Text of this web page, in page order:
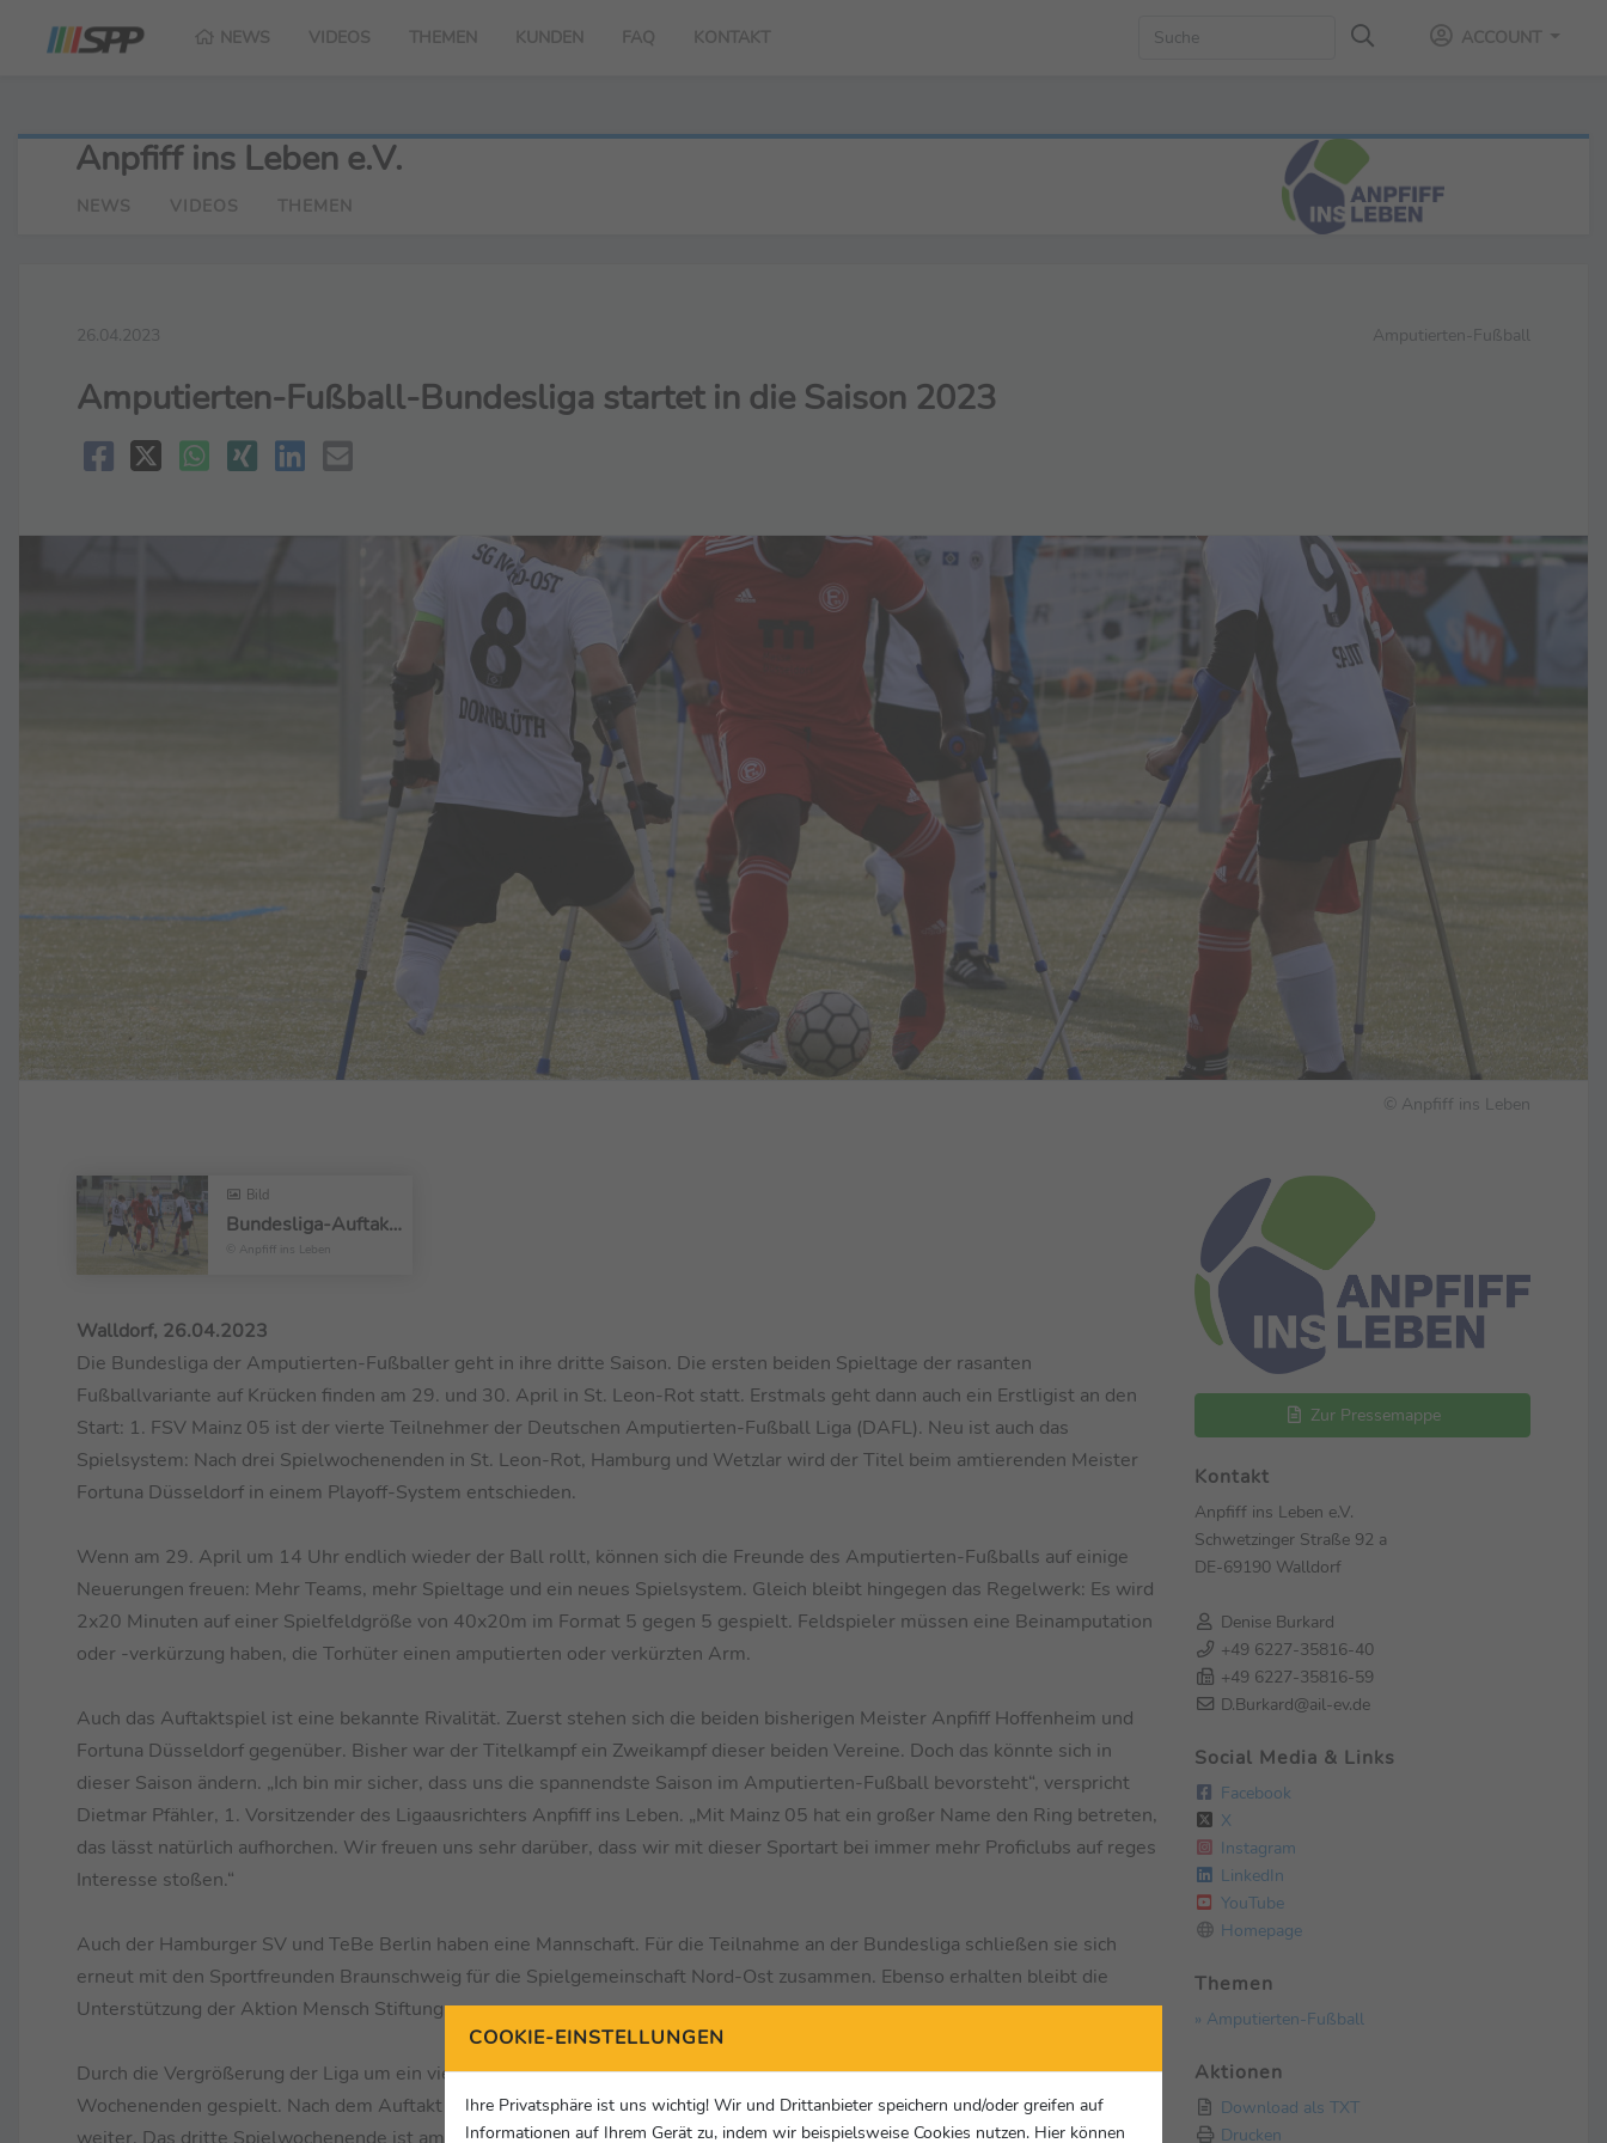
NEWS VIDEOS THEMEN KUNDEN FAQ KONTAKT ACCOUNT
Anpfiff ins Leben e.V.
NEWS VIDEOS THEMEN
26.04.2023 Amputierten-Fußball
Amputierten-Fußball-Bundesliga startet in die Saison 2023
© Anpfiff ins Leben
Bild
Bundesliga-Auftakt im amputierten-Fußball
© Anpfiff ins Leben
Walldorf, 26.04.2023
Die Bundesliga der Amputierten-Fußballer geht in ihre dritte Saison. Die ersten beiden Spieltage der rasanten
Fußballvariante auf Krücken finden am 29. und 30. April in St. Leon-Rot statt. Erstmals geht dann auch ein Erstligist an den
Start: 1. FSV Mainz 05 ist der vierte Teilnehmer der Deutschen Amputierten-Fußball Liga (DAFL). Neu ist auch das
Spielsystem: Nach drei Spielwochenenden in St. Leon-Rot, Hamburg und Wetzlar wird der Titel beim amtierenden Meister
Fortuna Düsseldorf in einem Playoff-System entschieden.
Wenn am 29. April um 14 Uhr endlich wieder der Ball rollt, können sich die Freunde des Amputierten-Fußballs auf einige
Neuerungen freuen: Mehr Teams, mehr Spieltage und ein neues Spielsystem. Gleich bleibt hingegen das Regelwerk: Es wird
2x20 Minuten auf einer Spielfeldgröße von 40x20m im Format 5 gegen 5 gespielt. Feldspieler müssen eine Beinamputation
oder -verkürzung haben, die Torhüter einen amputierten oder verkürzten Arm.
Auch das Auftaktspiel ist eine bekannte Rivalität. Zuerst stehen sich die beiden bisherigen Meister Anpfiff Hoffenheim und
Fortuna Düsseldorf gegenüber. Bisher war der Titelkampf ein Zweikampf dieser beiden Vereine. Doch das könnte sich in
dieser Saison ändern. „Ich bin mir sicher, dass uns die spannendste Saison im Amputierten-Fußball bevorsteht“, verspricht
Dietmar Pfähler, 1. Vorsitzender des Ligaausrichters Anpfiff ins Leben. „Mit Mainz 05 hat ein großer Name den Ring betreten,
das lässt natürlich aufhorchen. Wir freuen uns sehr darüber, dass wir mit dieser Sportart bei immer mehr Proficlubs auf reges
Interesse stoßen.“
Auch der Hamburger SV und TeBe Berlin haben eine Mannschaft. Für die Teilnahme an der Bundesliga schließen sie sich
erneut mit den Sportfreunden Braunschweig für die Spielgemeinschaft Nord-Ost zusammen. Ebenso erhalten bleibt die
Unterstützung der Aktion Mensch Stiftung.
Durch die Vergrößerung der Liga um ein viertes Team wurde auch der Spielkalender überarbeitet. Erstmals wird an vier
Wochenenden gespielt. Nach dem Auftakt am 29. und 30. April in St. Leon-Rot geht es am 10. und 11. Juni in Hamburg
Zur Pressemappe
Kontakt
Anpfiff ins Leben e.V.
Schwetzinger Straße 92 a
DE-69190 Walldorf
Denise Burkard
+49 6227-35816-40
+49 6227-35816-59
D.Burkard@ail-ev.de
Social Media & Links
Facebook
X
Instagram
LinkedIn
YouTube
Homepage
Themen
» Amputierten-Fußball
Aktionen
Download als TXT
Drucken
COOKIE-EINSTELLUNGEN
Ihre Privatsphäre ist uns wichtig! Wir und Drittanbieter speichern und/oder greifen auf
Informationen auf Ihrem Gerät zu, indem wir beispielsweise Cookies nutzen. Hier können